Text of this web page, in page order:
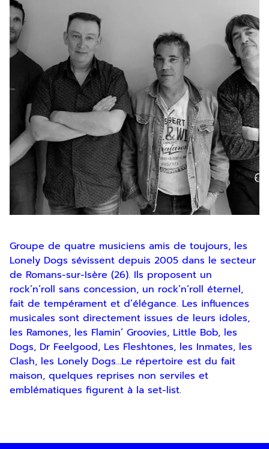
Groupe de quatre musiciens amis de toujours, les
Lonely Dogs sévissent depuis 2005 dans le secteur
de Romans-sur-Isère (26). Ils proposent un
rock’n’roll sans concession, un rock’n’roll éternel,
fait de tempérament et d’élégance. Les influences
musicales sont directement issues de leurs idoles,
les Ramones, les Flamin’ Groovies, Little Bob, les
Dogs, Dr Feelgood, Les Fleshtones, les Inmates, les
Clash, les Lonely Dogs…Le répertoire est du fait
maison, quelques reprises non serviles et
emblématiques figurent à la set-list.
Inscription
Newsletter